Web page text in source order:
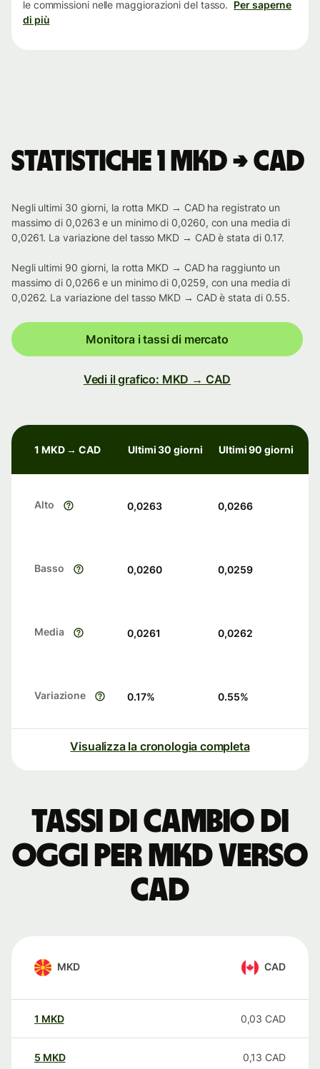
le commissioni nelle maggiorazioni del tasso. Per saperne
di più
Statistiche 1 MKD → CAD
Negli ultimi 30 giorni, la rotta MKD → CAD ha registrato un
massimo di 0,0263 e un minimo di 0,0260, con una media di
0,0261. La variazione del tasso MKD → CAD è stata di 0.17.
Negli ultimi 90 giorni, la rotta MKD → CAD ha raggiunto un
massimo di 0,0266 e un minimo di 0,0259, con una media di
0,0262. La variazione del tasso MKD → CAD è stata di 0.55.
Monitora i tassi di mercato
Vedi il grafico: MKD → CAD
1 MKD → CAD Ultimi 30 giorni Ultimi 90 giorni
Alto 0,0263 0,0266
Basso 0,0260 0,0259
Media 0,0261 0,0262
Variazione 0.17% 0.55%
Visualizza la cronologia completa
Tassi di cambio di
oggi per MKD verso
CAD
MKD CAD
1 MKD 0,03 CAD
5 MKD 0,13 CAD